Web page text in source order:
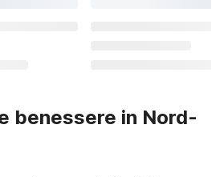
benessere in Nord-